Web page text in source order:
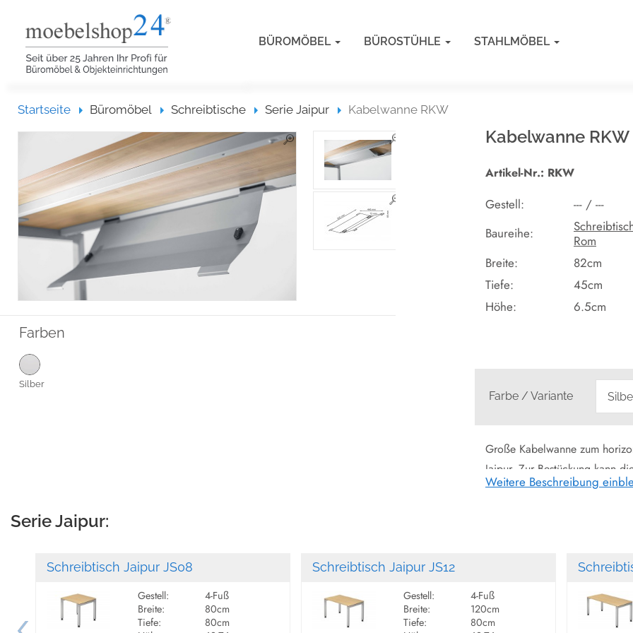
BÜROMÖBEL BÜROSTÜHLE STAHLMÖBEL
StartseiteStartseite
Büromöbel Schreibtische Serie Jaipur Kabelwanne RKW
Farben
Silber
Kabelwanne RKW
Artikel-Nr.: RKW
Gestell:
--- / ---
Baureihe:
Rom
Breite:
82cm
Tiefe:
45cm
Höhe:
6.5cm
Farbe / Variante
Große Kabelwanne zum
Jaipur. Zur Bestückung kann
zeigen jeweils eine
Montageanleitung, auch für
Montageservice mit
Information:
Lieferung und
Weitere Beschreibung
Serie Jaipur:
Schreibtisch Jaipur JS08
Gestell:
4-Fuß
Breite:
80cm
Tiefe:
80cm
Schreibtisch Jaipur JS12
Gestell:
4-Fuß
Breite:
120cm
Tiefe:
80cm